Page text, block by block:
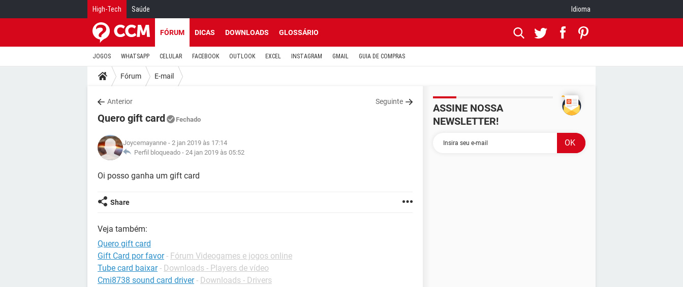
High-Tech Saúde Idioma
FÓRUM DICAS DOWNLOADS GLOSSÁRIO
JOGOS WHATSAPP CELULAR FACEBOOK OUTLOOK EXCEL INSTAGRAM GMAIL GUIA DE COMPRAS
Fórum E-mail
Anterior Seguinte
Quero gift card Fechado
Joycemayanne - 2 jan 2019 às 17:14
Perfil bloqueado - 24 jan 2019 às 05:52
Oi posso ganha um gift card
Share
Veja também:
Quero gift card
Gift Card por favor - Fórum Videogames e jogos online
Tube card baixar - Downloads - Players de vídeo
Cmi8738 sound card driver - Downloads - Drivers
ASSINE NOSSA
NEWSLETTER!